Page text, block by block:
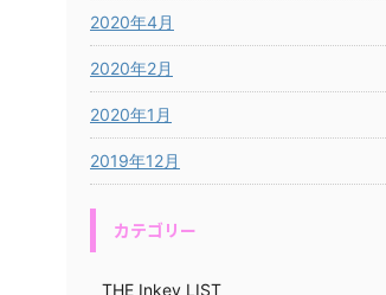
2020年4月
2020年2月
2020年1月
2019年12月
カテゴリー
THE Inkey LIST